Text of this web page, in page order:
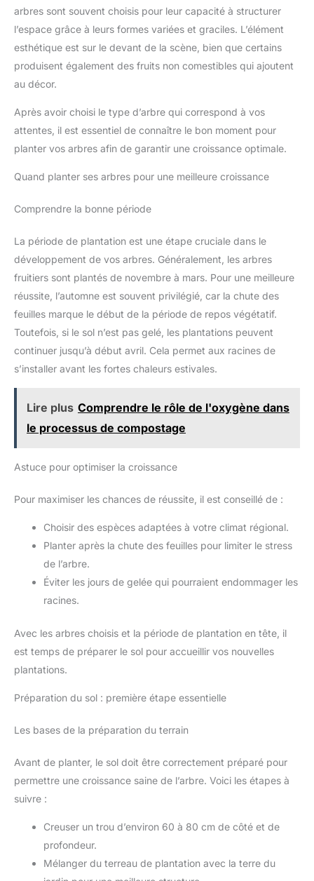
arbres sont souvent choisis pour leur capacité à structurer
l’espace grâce à leurs formes variées et graciles. L’élément
esthétique est sur le devant de la scène, bien que certains
produisent également des fruits non comestibles qui ajoutent
au décor.
Après avoir choisi le type d’arbre qui correspond à vos
attentes, il est essentiel de connaître le bon moment pour
planter vos arbres afin de garantir une croissance optimale.
Quand planter ses arbres pour une meilleure croissance
Comprendre la bonne période
La période de plantation est une étape cruciale dans le
développement de vos arbres. Généralement, les arbres
fruitiers sont plantés de novembre à mars. Pour une meilleure
réussite, l’automne est souvent privilégié, car la chute des
feuilles marque le début de la période de repos végétatif.
Toutefois, si le sol n’est pas gelé, les plantations peuvent
continuer jusqu’à début avril. Cela permet aux racines de
s’installer avant les fortes chaleurs estivales.
Lire plus Comprendre le rôle de l'oxygène dans
le processus de compostage
Astuce pour optimiser la croissance
Pour maximiser les chances de réussite, il est conseillé de :
Choisir des espèces adaptées à votre climat régional.
Planter après la chute des feuilles pour limiter le stress
de l’arbre.
Éviter les jours de gelée qui pourraient endommager les
racines.
Avec les arbres choisis et la période de plantation en tête, il
est temps de préparer le sol pour accueillir vos nouvelles
plantations.
Préparation du sol : première étape essentielle
Les bases de la préparation du terrain
Avant de planter, le sol doit être correctement préparé pour
permettre une croissance saine de l’arbre. Voici les étapes à
suivre :
Creuser un trou d’environ 60 à 80 cm de côté et de
profondeur.
Mélanger du terreau de plantation avec la terre du